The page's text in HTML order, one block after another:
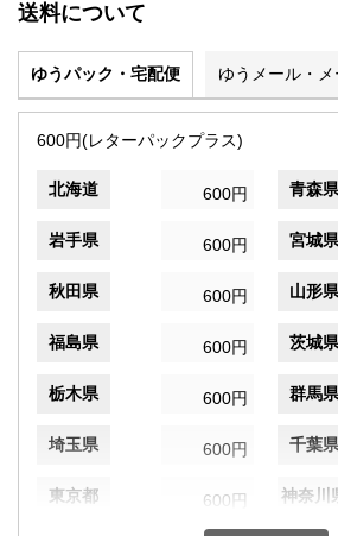
送料について
ゆうパック・宅配便 ゆうメール・メ
600円(レターパックプラス)
北海道 600円 青森県
岩手県 600円 宮城県
秋田県 600円 山形県
福島県 600円 茨城県
栃木県 600円 群馬県
埼玉県 600円 千葉県
東京都 600円 神奈川